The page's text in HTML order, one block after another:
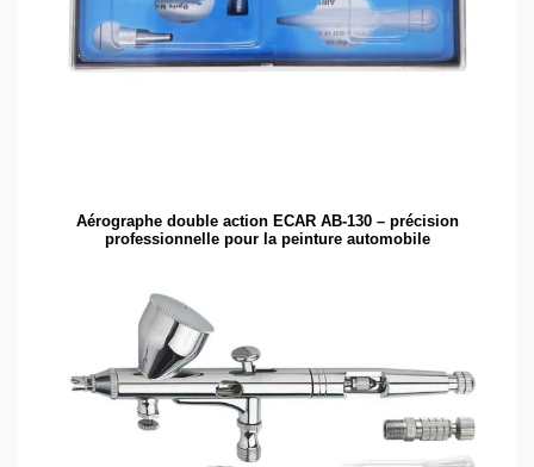
Aérographe double action ECAR AB-130 – précision
professionnelle pour la peinture automobile